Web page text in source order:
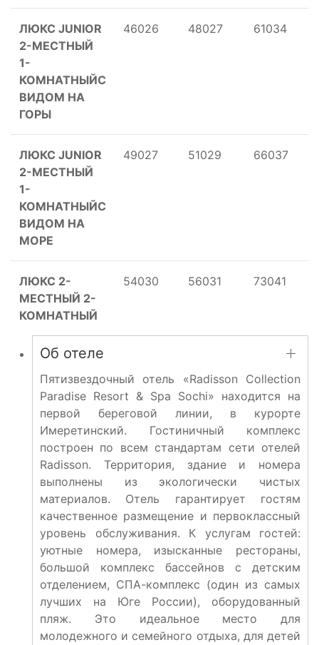
ЛЮКС JUNIOR
2-МЕСТНЫЙ
1-
КОМНАТНЫЙС
ВИДОМ НА
ГОРЫ
46026 48027 61034
ЛЮКС JUNIOR
2-МЕСТНЫЙ
1-
КОМНАТНЫЙС
ВИДОМ НА
МОРЕ
49027 51029 66037
ЛЮКС 2-
МЕСТНЫЙ 2-
КОМНАТНЫЙ
54030 56031 73041
Об отеле
Пятизвездочный отель «Radisson Collection
Paradise Resort & Spa Sochi» находится на
первой береговой линии, в курорте
Имеретинский. Гостиничный комплекс
построен по всем стандартам сети отелей
Radisson. Территория, здание и номера
выполнены из экологически чистых
материалов. Отель гарантирует гостям
качественное размещение и первоклассный
уровень обслуживания. К услугам гостей:
уютные номера, изысканные рестораны,
большой комплекс бассейнов с детским
отделением, СПА-комплекс (один из самых
лучших на Юге России), оборудованный
пляж. Это идеальное место для
молодежного и семейного отдыха, для детей